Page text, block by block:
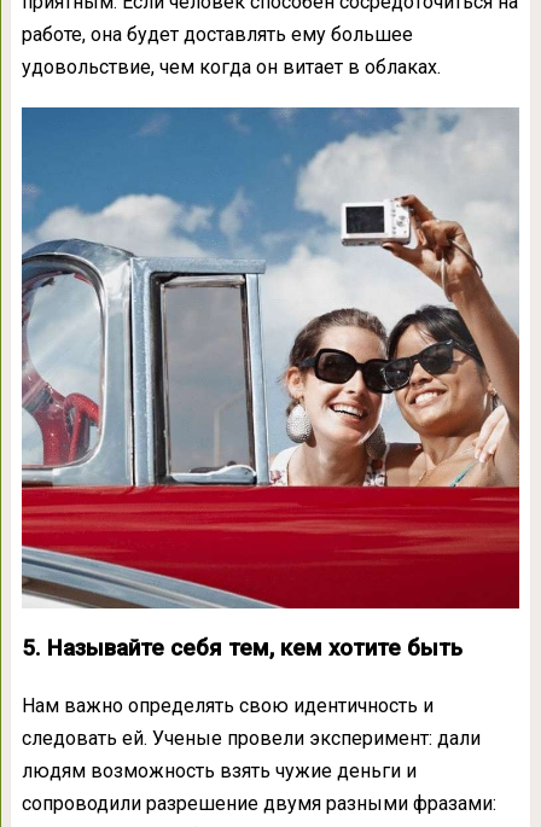
работе, она будет доставлять ему большее
удовольствие, чем когда он витает в облаках.
5. Называйте себя тем, кем хотите быть
Нам важно определять свою идентичность и
следовать ей. Ученые провели эксперимент: дали
людям возможность взять чужие деньги и
сопроводили разрешение двумя разными фразами: